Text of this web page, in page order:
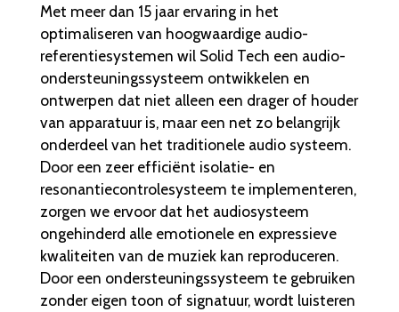
Met meer dan 15 jaar ervaring in het
optimaliseren van hoogwaardige audio-
referentiesystemen wil Solid Tech een audio-
ondersteuningssysteem ontwikkelen en
ontwerpen dat niet alleen een drager of houder
van apparatuur is, maar een net zo belangrijk
onderdeel van het traditionele audio systeem.
Door een zeer efficiënt isolatie- en
resonantiecontrolesysteem te implementeren,
zorgen we ervoor dat het audiosysteem
ongehinderd alle emotionele en expressieve
kwaliteiten van de muziek kan reproduceren.
Door een ondersteuningssysteem te gebruiken
zonder eigen toon of signatuur, wordt luisteren